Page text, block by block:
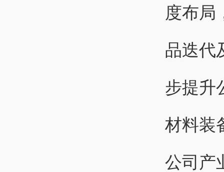
度布局
品迭代
步提升
材料装
公司产